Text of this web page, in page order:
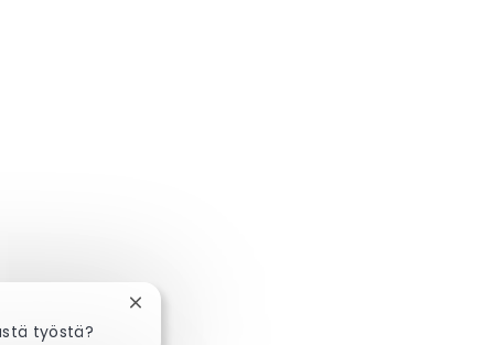
työstä?
Sulje chatbot-ilmoitus